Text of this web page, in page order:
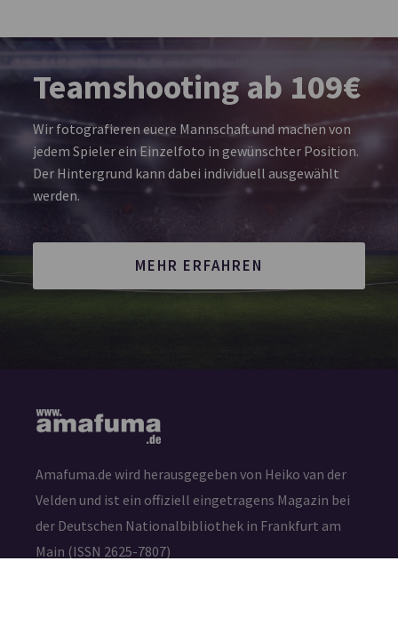
Teamshooting ab 109€
Wir fotografieren euere Mannschaft und machen von
jedem Spieler ein Einzelfoto in gewünschter Position.
Der Hintergrund kann dabei individuell ausgewählt
werden.
MEHR ERFAHREN
Amafuma.de wird herausgegeben von Heiko van der
Velden und ist ein offiziell eingetragens Magazin bei
der Deutschen Nationalbibliothek in Frankfurt am
Main (ISSN 2625-7807)